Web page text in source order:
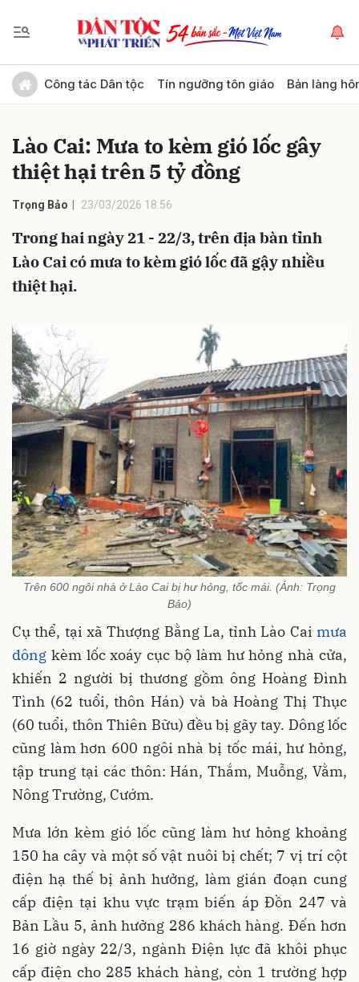
Công tác Dân tộc Tín ngưỡng tôn giáo Bản làng
Lào Cai: Mưa to kèm gió lốc gây
thiệt hại trên 5 tỷ đồng
Trọng Bảo 23/03/2026 18:56
Trong hai ngày 21 - 22/3, trên địa bàn tỉnh
Lào Cai có mưa to kèm gió lốc đã gậy nhiều
thiệt hại.
Trên 600 ngôi nhà ở Lào Cai bị hư hỏng, tốc mái. (Ảnh: Trọng
Bảo)
Cụ thể, tại xã Thượng Bằng La, tỉnh Lào Cai mưa
dông kèm lốc xoáy cục bộ làm hư hỏng nhà cửa,
khiến 2 người bị thương gồm ông Hoàng Đình
Tình (62 tuổi, thôn Hán) và bà Hoàng Thị Thục
(60 tuổi, thôn Thiên Bữu) đều bị gãy tay. Dông lốc
cũng làm hơn 600 ngôi nhà bị tốc mái, hư hỏng,
tập trung tại các thôn: Hán, Thắm, Muỗng, Vằm,
Nông Trường, Cướm.
Mưa lớn kèm gió lốc cũng làm hư hỏng khoảng
150 ha cây và một số vật nuôi bị chết; 7 vị trí cột
điện hạ thế bị ảnh hưởng, làm gián đoạn cung
cấp điện tại khu vực trạm biến áp Đồn 247 và
Bản Lầu 5, ảnh hưởng 286 khách hàng. Đến hơn
16 giờ ngày 22/3, ngành Điện lực đã khôi phục
cấp điện cho 285 khách hàng, còn 1 trường hợp
Gửi bình luận
Hủy Gửi